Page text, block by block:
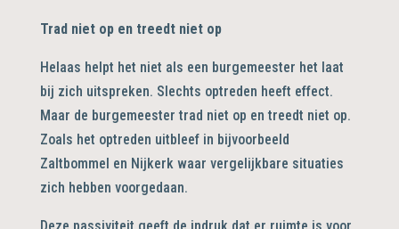
Trad niet op en treedt niet op
Helaas helpt het niet als een burgemeester het laat
bij zich uitspreken. Slechts optreden heeft effect.
Maar de burgemeester trad niet op en treedt niet op.
Zoals het optreden uitbleef in bijvoorbeeld
Zaltbommel en Nijkerk waar vergelijkbare situaties
zich hebben voorgedaan.
Deze passiviteit geeft de indruk dat er ruimte is voor